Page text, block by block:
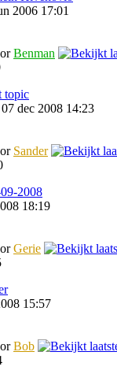
2006 17:01
Benman
topic
07 dec 2008 14:23
Sander
2008
18:19
Gerie
15:57
Bob